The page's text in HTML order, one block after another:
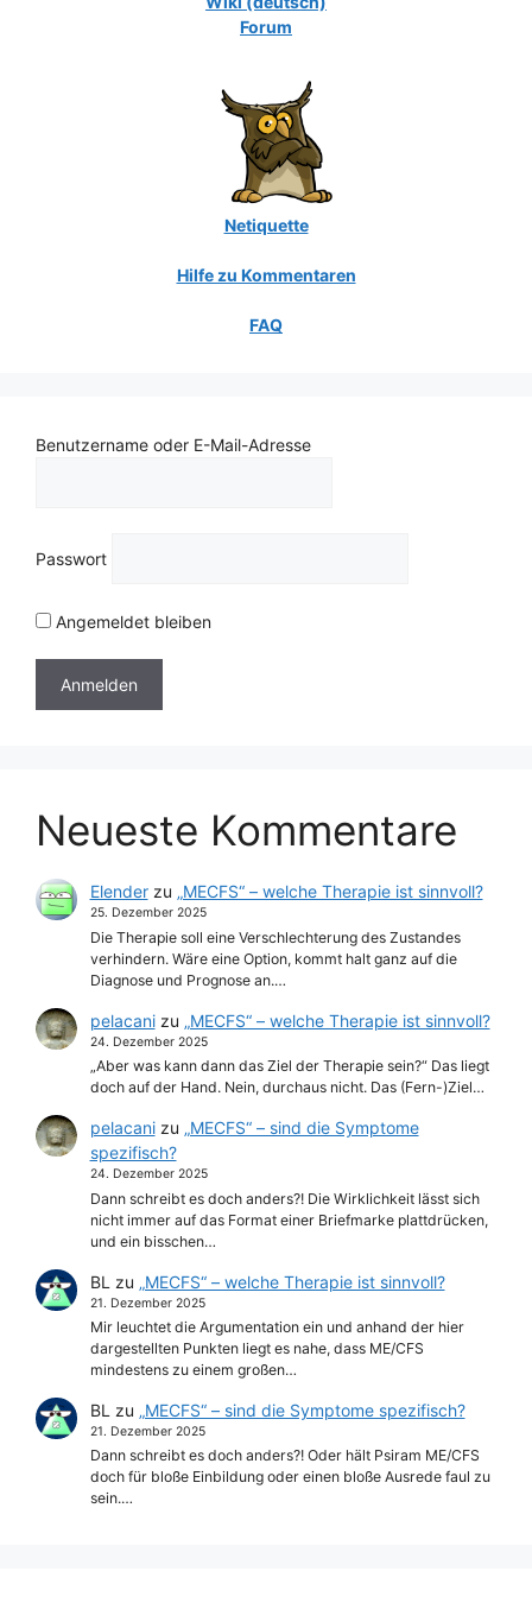
Forum
Netiquette
Hilfe zu Kommentaren
FAQ
Benutzername oder E-Mail-Adresse
Passwort
Angemeldet bleiben
Neueste Kommentare
Elenderzu „MECFS“ – welche Therapie ist sinnvoll?
25. Dezember 2025
Die Therapie soll eine Verschlechterung des Zustandes
verhindern. Wäre eine Option, kommt halt ganz auf die
Diagnose und Prognose an.…
pelacanizu „MECFS“ – welche Therapie ist sinnvoll?
24. Dezember 2025
„Aber was kann dann das Ziel der Therapie sein?“ Das liegt
doch auf der Hand. Nein, durchaus nicht. Das (Fern-)Ziel…
pelacanizu „MECFS“ – sind die Symptome
spezifisch?
24. Dezember 2025
Dann schreibt es doch anders?! Die Wirklichkeit lässt sich
nicht immer auf das Format einer Briefmarke plattdrücken,
und ein bisschen…
BL zu „MECFS“ – welche Therapie ist sinnvoll?
21. Dezember 2025
Mir leuchtet die Argumentation ein und anhand der hier
dargestellten Punkten liegt es nahe, dass ME/CFS
mindestens zu einem großen…
BL zu „MECFS“ – sind die Symptome spezifisch?
21. Dezember 2025
Dann schreibt es doch anders?! Oder hält Psiram ME/CFS
doch für bloße Einbildung oder einen bloße Ausrede faul zu
sein.…